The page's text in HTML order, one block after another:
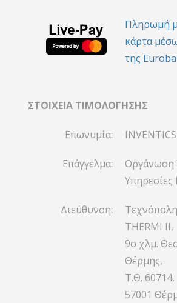
Πληρωμή
κάρτα
της
ΣΤΟΙΧΕΙΑ ΤΙΜΟΛΟΓΗΣΗΣ
Επωνυμία:
Επάγγελμα:
Οργάνωση
Διεύθυνση:
THERMI II,
9o χλμ.
Θέρμης,
Τ.Θ. 60714,
57001